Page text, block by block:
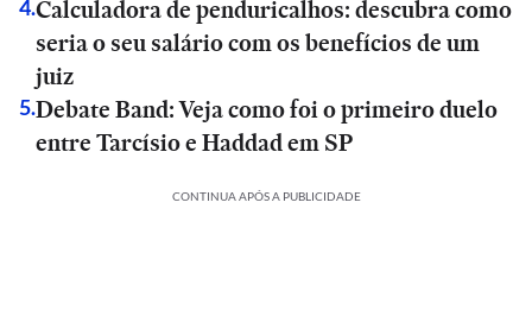
4.Calculadora de penduricalhos: descubra como
seria o seu salário com os benefícios de um
juiz
5.Debate Band: Veja como foi o primeiro duelo
entre Tarcísio e Haddad em SP
CONTINUA APÓS A PUBLICIDADE